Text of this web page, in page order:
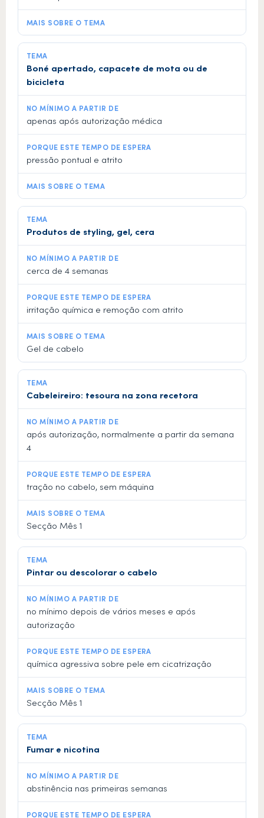
Boné apertado, capacete de mota ou de
bicicleta
apenas após autorização médica
pressão pontual e atrito
Produtos de styling, gel, cera
cerca de 4 semanas
irritação química e remoção com atrito
Gel de cabelo
Cabeleireiro: tesoura na zona recetora
após autorização, normalmente a partir da semana
4
tração no cabelo, sem máquina
Secção Mês 1
Pintar ou descolorar o cabelo
no mínimo depois de vários meses e após
autorização
química agressiva sobre pele em cicatrização
Secção Mês 1
Fumar e nicotina
abstinência nas primeiras semanas